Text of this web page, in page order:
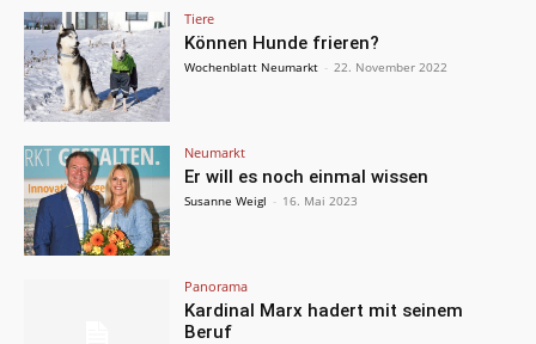
Tiere
Können Hunde frieren?
Wochenblatt Neumarkt - 22. November 2022
Neumarkt
Er will es noch einmal wissen
Susanne Weigl - 16. Mai 2023
Panorama
Kardinal Marx hadert mit seinem
Beruf